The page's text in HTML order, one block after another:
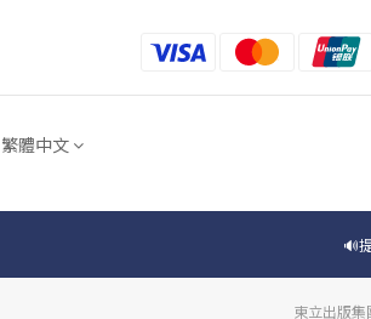
繁體中文
🔊
東立出版